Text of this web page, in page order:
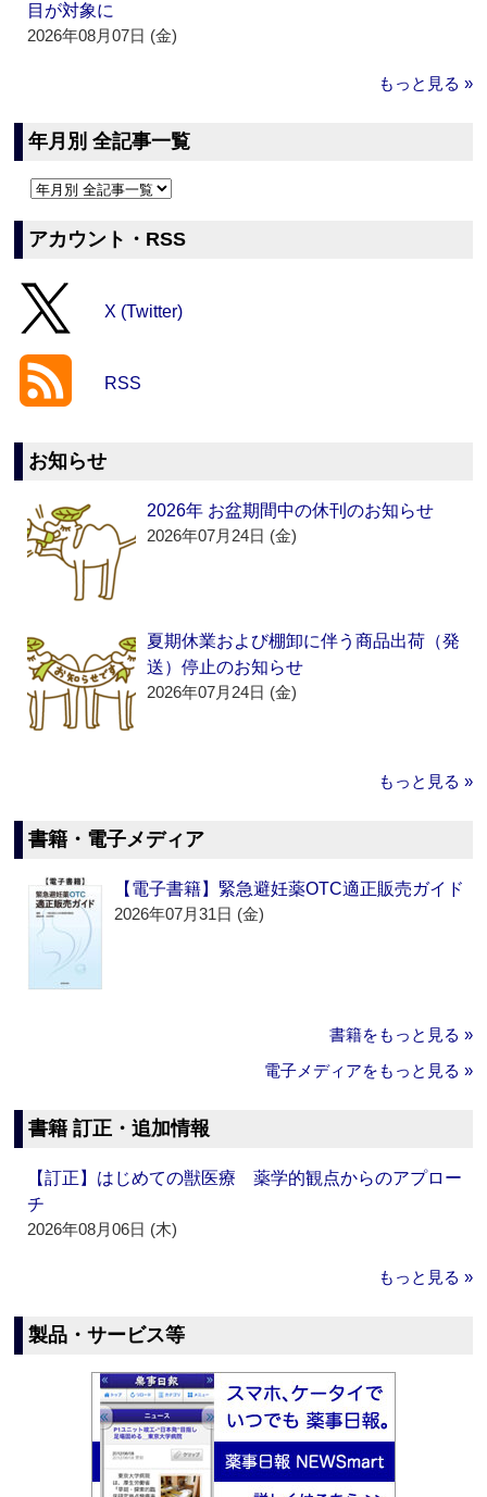
目が対象に
2026年08月07日 (金)
もっと見る »
年月別 全記事一覧
アカウント・RSS
X (Twitter)
RSS
お知らせ
2026年 お盆期間中の休刊のお知らせ
2026年07月24日 (金)
夏期休業および棚卸に伴う商品出荷（発
送）停止のお知らせ
2026年07月24日 (金)
もっと見る »
書籍・電子メディア
【電子書籍】緊急避妊薬OTC適正販売ガイド
2026年07月31日 (金)
書籍をもっと見る »
電子メディアをもっと見る »
書籍 訂正・追加情報
【訂正】はじめての獣医療 薬学的観点からのアプロー
チ
2026年08月06日 (木)
もっと見る »
製品・サービス等